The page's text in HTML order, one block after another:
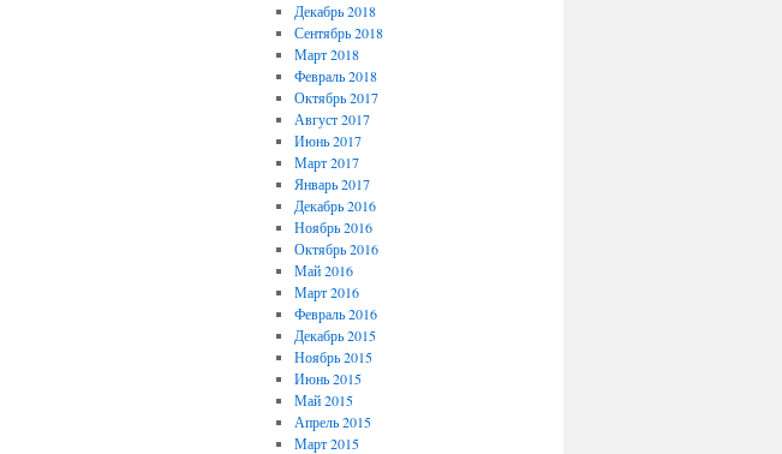
Декабрь 2018
Сентябрь 2018
Март 2018
Февраль 2018
Октябрь 2017
Август 2017
Июнь 2017
Март 2017
Январь 2017
Декабрь 2016
Ноябрь 2016
Октябрь 2016
Май 2016
Март 2016
Февраль 2016
Декабрь 2015
Ноябрь 2015
Июнь 2015
Май 2015
Апрель 2015
Март 2015